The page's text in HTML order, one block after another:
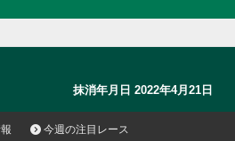
抹消年月日 2022年4月21日
今週の注目レース